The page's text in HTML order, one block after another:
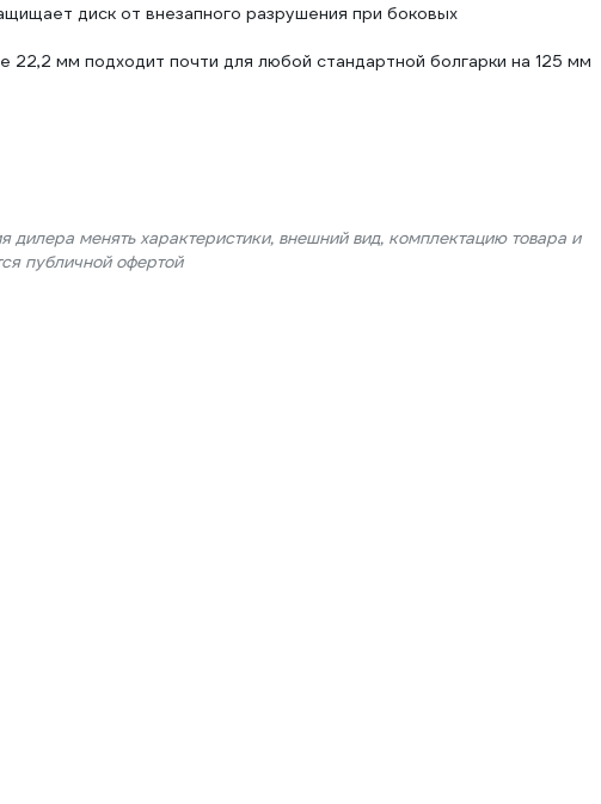
диск от внезапного разрушения при боковых
22,2 мм подходит почти для любой стандартной болгарки на 125 мм
дилера менять характеристики, внешний вид, комплектацию товара и
публичной офертой